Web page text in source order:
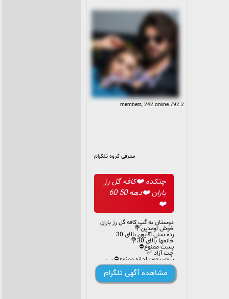
2 792 members, 242 online
معرفی گروه تلگرام
چتکده ❤️کافه گل رز
باران ❤️دهه 50 60
❤️
دوستان به گپ کافه گل رز باران
خوش اومدین💐
رده سنی آقایون بالای 30
خانمها بالای 30💐
پست ممنوع⛔
چت آزاد ✅
پیوی بدون اجازه ممنوع⛔ پی
وی مدیریتش با خودتون چت
فقط فارسی 🙏
مشاهده آگهی تلگرام